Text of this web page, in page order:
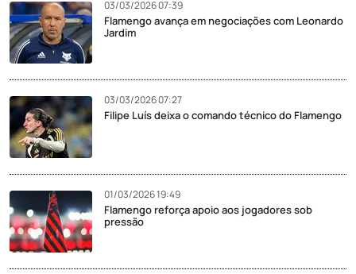
03/03/2026 07:39
Flamengo avança em negociações com Leonardo
Jardim
03/03/2026 07:27
Filipe Luís deixa o comando técnico do Flamengo
01/03/2026 19:49
Flamengo reforça apoio aos jogadores sob
pressão